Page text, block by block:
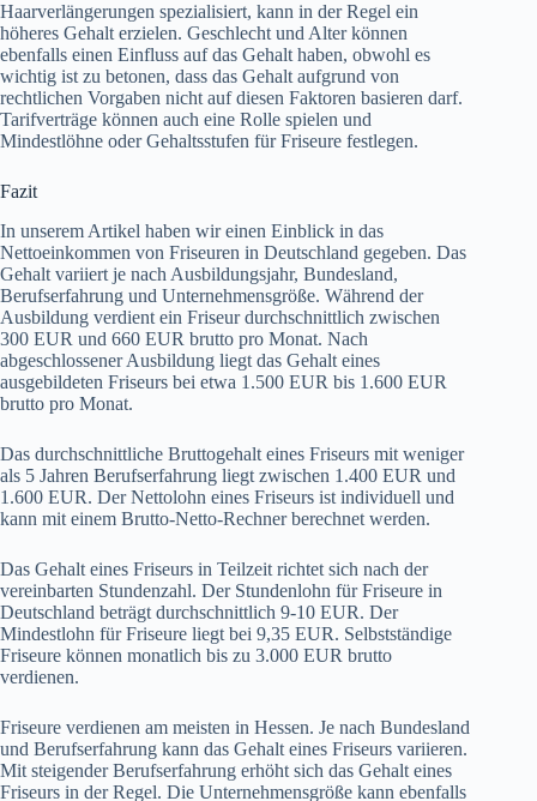
Haarverlängerungen spezialisiert, kann in der Regel ein
höheres Gehalt erzielen. Geschlecht und Alter können
ebenfalls einen Einfluss auf das Gehalt haben, obwohl es
wichtig ist zu betonen, dass das Gehalt aufgrund von
rechtlichen Vorgaben nicht auf diesen Faktoren basieren darf.
Tarifverträge können auch eine Rolle spielen und
Mindestlöhne oder Gehaltsstufen für Friseure festlegen.
Fazit
In unserem Artikel haben wir einen Einblick in das
Nettoeinkommen von Friseuren in Deutschland gegeben. Das
Gehalt variiert je nach Ausbildungsjahr, Bundesland,
Berufserfahrung und Unternehmensgröße. Während der
Ausbildung verdient ein Friseur durchschnittlich zwischen
300 EUR und 660 EUR brutto pro Monat. Nach
abgeschlossener Ausbildung liegt das Gehalt eines
ausgebildeten Friseurs bei etwa 1.500 EUR bis 1.600 EUR
brutto pro Monat.
Das durchschnittliche Bruttogehalt eines Friseurs mit weniger
als 5 Jahren Berufserfahrung liegt zwischen 1.400 EUR und
1.600 EUR. Der Nettolohn eines Friseurs ist individuell und
kann mit einem Brutto-Netto-Rechner berechnet werden.
Das Gehalt eines Friseurs in Teilzeit richtet sich nach der
vereinbarten Stundenzahl. Der Stundenlohn für Friseure in
Deutschland beträgt durchschnittlich 9-10 EUR. Der
Mindestlohn für Friseure liegt bei 9,35 EUR. Selbstständige
Friseure können monatlich bis zu 3.000 EUR brutto
verdienen.
Friseure verdienen am meisten in Hessen. Je nach Bundesland
und Berufserfahrung kann das Gehalt eines Friseurs variieren.
Mit steigender Berufserfahrung erhöht sich das Gehalt eines
Friseurs in der Regel. Die Unternehmensgröße kann ebenfalls